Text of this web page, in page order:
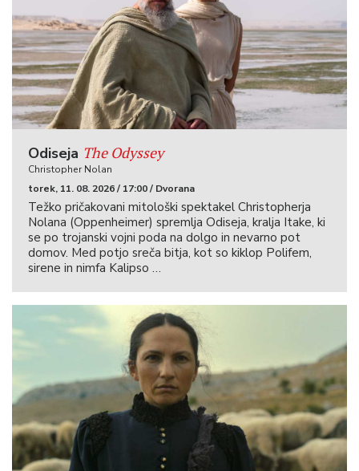
Odiseja The Odyssey
Christopher Nolan
torek, 11. 08. 2026 / 17:00 / Dvorana
Težko pričakovani mitološki spektakel Christopherja
Nolana (Oppenheimer) spremlja Odiseja, kralja Itake, ki
se po trojanski vojni poda na dolgo in nevarno pot
domov. Med potjo sreča bitja, kot so kiklop Polifem,
sirene in nimfa Kalipso …